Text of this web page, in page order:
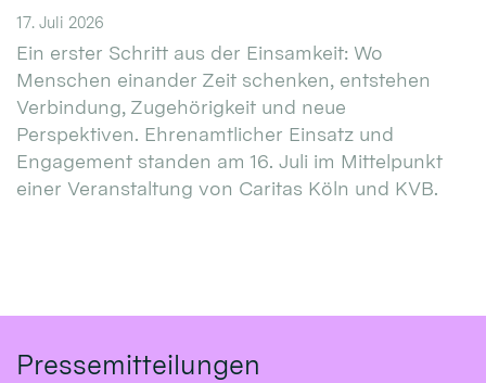
17. Juli 2026
Ein erster Schritt aus der Einsamkeit: Wo
Menschen einander Zeit schenken, entstehen
Verbindung, Zugehörigkeit und neue
Perspektiven. Ehrenamtlicher Einsatz und
Engagement standen am 16. Juli im Mittelpunkt
einer Veranstaltung von Caritas Köln und KVB.
Pressemitteilungen